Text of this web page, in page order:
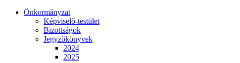
Önkormányzat
Képviselő-testület
Bizottságok
Jegyzőkönyvek
2024
2025